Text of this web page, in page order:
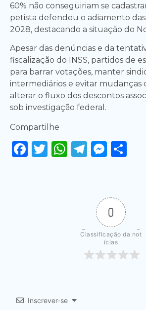
60% não conseguiriam se
petista defendeu o adiamento
2028, destacando a situação do
Apesar das denúncias e da
fiscalização do INSS, partidos de
para barrar votações, manter
intermediários e evitar mudanças
alterar o fluxo dos descontos
sob investigação federal.
Compartilhe
Facebook
Twitter
WhatsApp
0
Classificação da not
ícias
Inscrever-se